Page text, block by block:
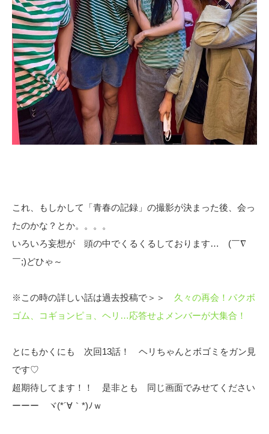
これ、もしかして「青春の記録」の撮影が決まった後、会っ
たのかな？とか。。。。
いろいろ妄想が 頭の中でくるくるしております… (￣∇
￣;)どひゃ～
※この時の詳しい話は過去投稿で＞＞ 久々の再会！パクボ
ゴム、コギョンピョ、ヘリ…応答せよメンバーが大集合！
とにもかくにも 次回13話！ ヘリちゃんとボゴミをガン見
です♡
超期待してます！！ 是非とも 同じ画面でみせてください
ーーー ヾ(*´∀｀*)ﾉｗ